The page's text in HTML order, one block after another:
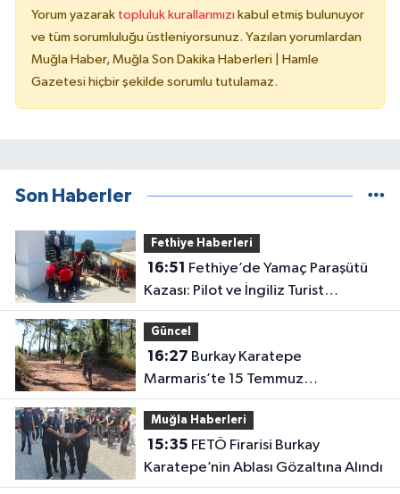
Yorum yazarak topluluk kurallarımızı kabul etmiş bulunuyor
ve tüm sorumluluğu üstleniyorsunuz. Yazılan yorumlardan
Muğla Haber, Muğla Son Dakika Haberleri | Hamle
Gazetesi hiçbir şekilde sorumlu tutulamaz.
Son Haberler
Fethiye Haberleri
16:51
Kazası: Pilot ve İngiliz Turist
Yaralandı
Güncel
16:27
Marmaris’te 15 Temmuz
güzergâhını gösteriyor
Muğla Haberleri
15:35
Karatepe’nin Ablası Gözaltına Alındı